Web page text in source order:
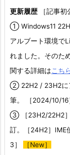
更新履歴 ［記事初
① Windows11
アルブート環境で
れました。そのた
関する詳細はこち
② 22H2 / 23H2に
筆。 ［2024/10/16
③ ［23H2/22H2］
訂。［24H2］IME
3］
［New］